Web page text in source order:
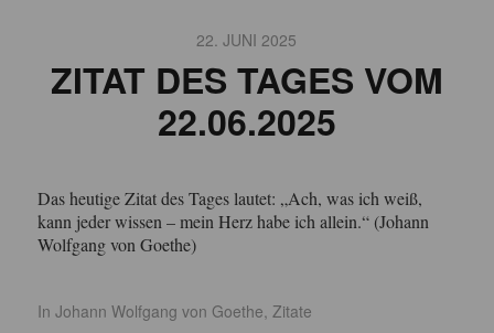
22. JUNI 2025
ZITAT DES TAGES VOM
22.06.2025
Das heutige Zitat des Tages lautet: „Ach, was ich weiß,
kann jeder wissen – mein Herz habe ich allein.“ (Johann
Wolfgang von Goethe)
In Johann Wolfgang von Goethe, Zitate